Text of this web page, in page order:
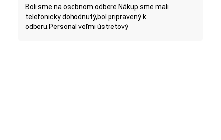
Boli sme na osobnom odbere.Nákup sme mali
telefonicky dohodnutý,bol pripravený k
odberu.Personal veľmi ústretový